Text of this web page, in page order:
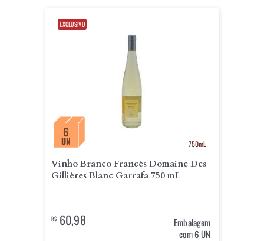
6
UN
EXCLUSIVO
750mL
Vinho Branco Francês Domaine Des
Gillières Blanc Garrafa 750 mL
R$60,98
Embalagem
com 6 UN